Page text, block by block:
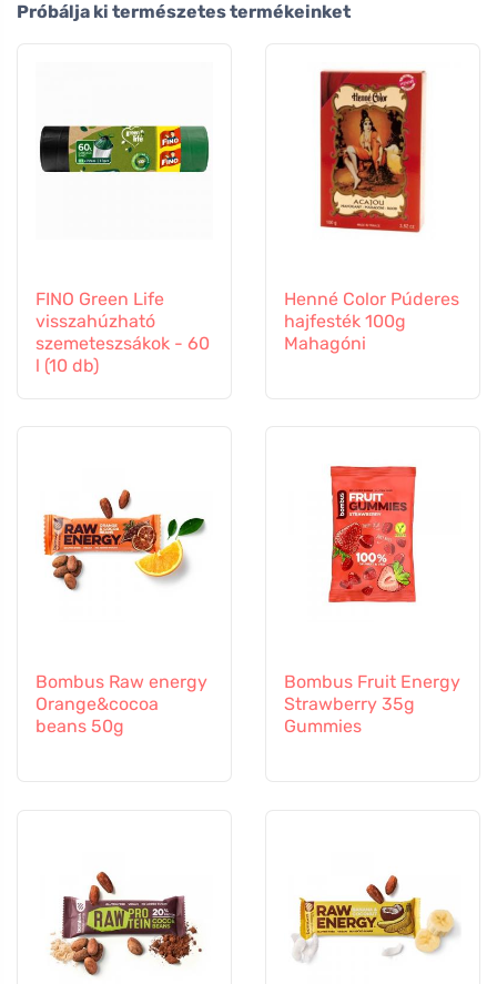
Próbálja ki természetes termékeinket
FINO Green Life
visszahúzható
szemeteszsákok - 60
l (10 db)
Henné Color Púderes
hajfesték 100g
Mahagóni
Bombus Raw energy
Orange&cocoa
beans 50g
Bombus Fruit Energy
Strawberry 35g
Gummies